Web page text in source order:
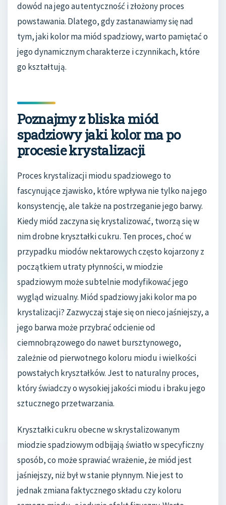
dowód na jego autentyczność i złożony proces
powstawania. Dlatego, gdy zastanawiamy się nad
tym, jaki kolor ma miód spadziowy, warto pamiętać o
jego dynamicznym charakterze i czynnikach, które
go kształtują.
Poznajmy z bliska miód
spadziowy jaki kolor ma po
procesie krystalizacji
Proces krystalizacji miodu spadziowego to
fascynujące zjawisko, które wpływa nie tylko na jego
konsystencję, ale także na postrzeganie jego barwy.
Kiedy miód zaczyna się krystalizować, tworzą się w
nim drobne kryształki cukru. Ten proces, choć w
przypadku miodów nektarowych często kojarzony z
początkiem utraty płynności, w miodzie
spadziowym może subtelnie modyfikować jego
wygląd wizualny. Miód spadziowy jaki kolor ma po
krystalizacji? Zazwyczaj staje się on nieco jaśniejszy, a
jego barwa może przybrać odcienie od
ciemnobrązowego do nawet bursztynowego,
zależnie od pierwotnego koloru miodu i wielkości
powstałych kryształków. Jest to naturalny proces,
który świadczy o wysokiej jakości miodu i braku jego
sztucznego przetwarzania.
Kryształki cukru obecne w skrystalizowanym
miodzie spadziowym odbijają światło w specyficzny
sposób, co może sprawiać wrażenie, że miód jest
jaśniejszy, niż był w stanie płynnym. Nie jest to
jednak zmiana faktycznego składu czy koloru